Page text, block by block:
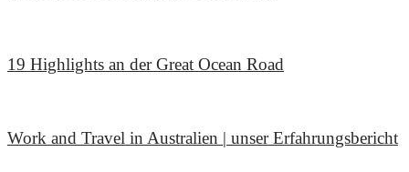
19 Highlights an der Great Ocean Road
Work and Travel in Australien | unser Erfahrungsbericht